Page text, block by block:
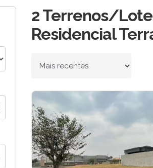
2 Terrenos/
Residencial
Ordenar por